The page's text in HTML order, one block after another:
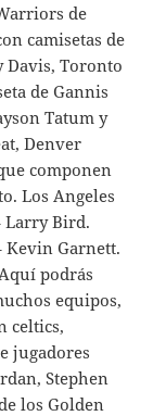
de
camisetas de
Davis, Toronto
de Gannis
Tatum y
Denver
componen
Los Angeles
Larry Bird.
Kevin Garnett.
podrás
equipos,
celtics,
jugadores
Stephen
los Golden